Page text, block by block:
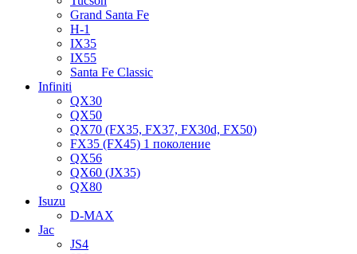
Grand Santa Fe
H-1
IX35
IX55
Santa Fe Classic
Infiniti
QX30
QX50
QX70 (FX35, FX37, FX30d, FX50)
FX35 (FX45) 1 поколение
QX56
QX60 (JX35)
QX80
Isuzu
D-MAX
Jac
JS4